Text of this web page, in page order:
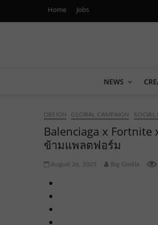
Home Jobs
Marketing
NEWS
DESIGN GLOBAL CAMPAIGN SOCIAL
Balenciaga x
ข้ามแพลตฟอร์ม
August 26, 2025 Big Gorilla